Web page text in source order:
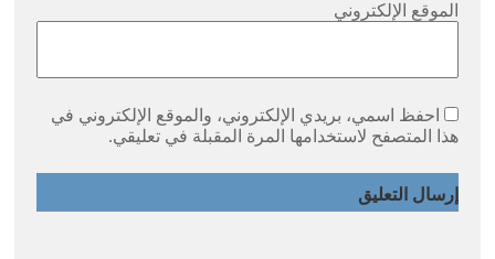
الموقع الإلكتروني
احفظ اسمي، بريدي الإلكتروني، والموقع الإلكتروني في
هذا المتصفح لاستخدامها المرة المقبلة في تعليقي.